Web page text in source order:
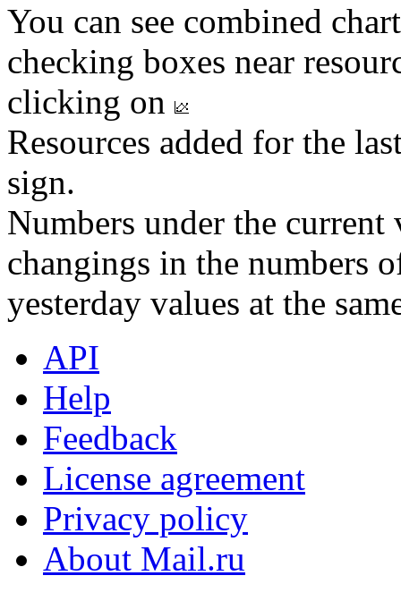
You can see combined
checking boxes near
clicking on
Resources added for the
sign.
Numbers under the
changings in the numbers
yesterday values at the
API
Help
Feedback
License agreement
Privacy policy
About Mail.ru